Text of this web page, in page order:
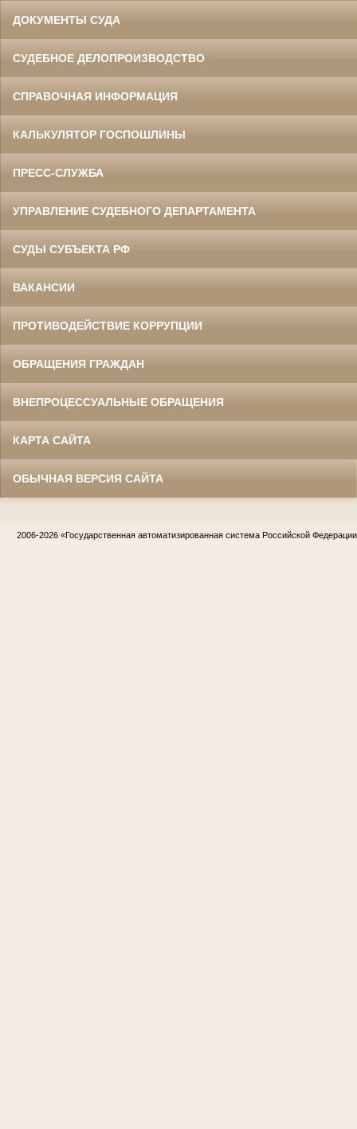
ДОКУМЕНТЫ СУДА
СУДЕБНОЕ ДЕЛОПРОИЗВОДСТВО
СПРАВОЧНАЯ ИНФОРМАЦИЯ
КАЛЬКУЛЯТОР ГОСПОШЛИНЫ
ПРЕСС-СЛУЖБА
УПРАВЛЕНИЕ СУДЕБНОГО ДЕПАРТАМЕНТА
СУДЫ СУБЪЕКТА РФ
ВАКАНСИИ
ПРОТИВОДЕЙСТВИЕ КОРРУПЦИИ
ОБРАЩЕНИЯ ГРАЖДАН
ВНЕПРОЦЕССУАЛЬНЫЕ ОБРАЩЕНИЯ
КАРТА САЙТА
ОБЫЧНАЯ ВЕРСИЯ САЙТА
2006-2026 «Государственная автоматизированная система Российской